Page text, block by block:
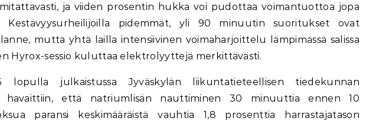
ja viiden prosentin hukka voi pudottaa voimantuottoa jopa
Kestävyysurheilijoilla pidemmät, yli 90 minuutin suoritukset ovat
mutta yhtä lailla intensiivinen voimaharjoittelu lämpimässä salissa
Hyrox-sessio kuluttaa elektrolyyttejä merkittävästi.
lopulla julkaistussa Jyväskylän liikuntatieteellisen tiedekunnan
havaittiin, että natriumlisän nauttiminen 30 minuuttia ennen 10
paransi keskimääräistä vauhtia 1,8 prosenttia harrastajatason